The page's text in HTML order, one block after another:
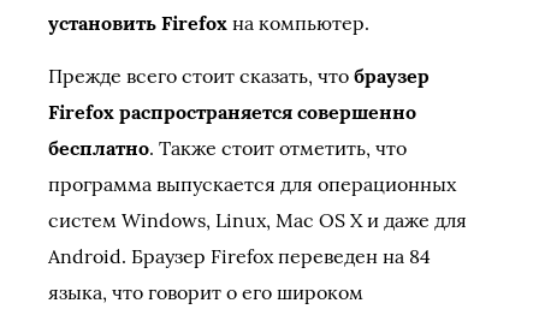
установить Firefox на компьютер.
Прежде всего стоит сказать, что браузер
Firefox распространяется совершенно
бесплатно. Также стоит отметить, что
программа выпускается для операционных
систем Windows, Linux, Mac OS X и даже для
Android. Браузер Firefox переведен на 84
языка, что говорит о его широком